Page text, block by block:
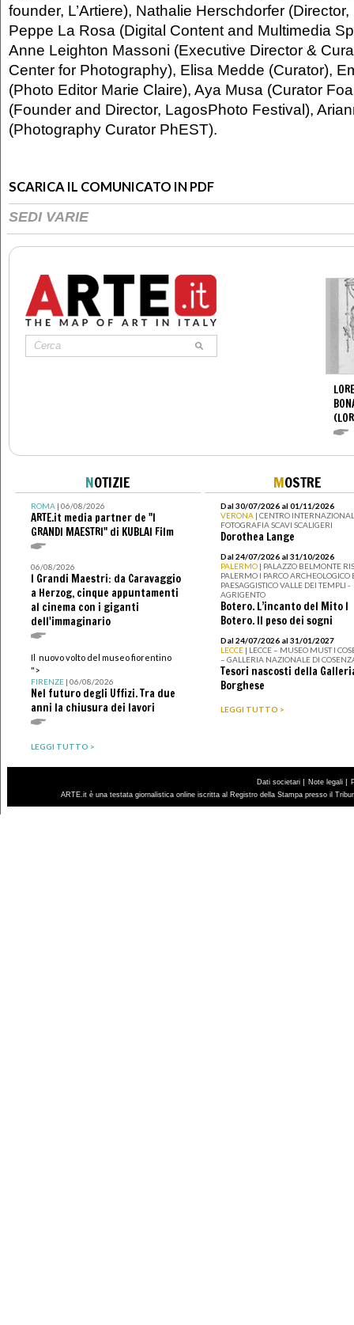
founder, L’Artiere), Nathalie Herschdorfer
Peppe La Rosa (Digital Content and Multimedia
Anne Leighton Massoni (Executive Director &
Center for Photography), Elisa Medde (Curator),
(Photo Editor Marie Claire), Aya Musa (Curator
(Founder and Director, LagosPhoto Festival),
(Photography Curator PhEST).
SCARICA IL COMUNICATO IN PDF
SEDI VARIE
NOTIZIE
ROMA| 06/08/2026
ARTE.it media partner de "I
GRANDI MAESTRI" di KUBLAI Film
06/08/2026
I Grandi Maestri: da Caravaggio
a Herzog, cinque appuntamenti
al cinema con i giganti
dell'immaginario
Il nuovo volto del museo fiorentino
">
FIRENZE| 06/08/2026
Nel futuro degli Uffizi. Tra due
anni la chiusura dei lavori
LEGGI TUTTO >
MOSTRE
Dal 30/07/2026 al 01/11/2026
VERONA | CENTRO
FOTOGRAFIA SCAVI SCALIGERI
Dorothea Lange
Dal 24/07/2026 al 31/10/2026
PALERMO | PALAZZO BELMONTE
PALERMO I PARCO ARCHEOLOGICO
PAESAGGISTICO VALLE DEI TEMPLI -
AGRIGENTO
Botero. L’incanto del Mito I
Botero. Il peso dei sogni
Dal 24/07/2026 al 31/01/2027
LECCE | LECCE – MUSEO MUST I
– GALLERIA NAZIONALE DI
Tesori nascosti della
Borghese
LEGGI TUTTO >
Dati societari | Note legali |
ARTE.it è una testata giornalistica online iscritta al Registro della Stampa presso il